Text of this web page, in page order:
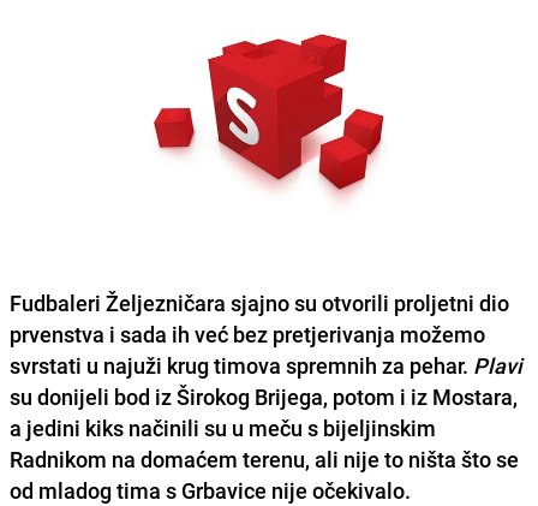
Fudbaleri Željezničara sjajno su otvorili proljetni dio
prvenstva i sada ih već bez pretjerivanja možemo
svrstati u najuži krug timova spremnih za pehar. Plavi
su donijeli bod izŠirokog Brijega, potom i iz Mostara,
a jedini kiks načinili su u meču s bijeljinskim
Radnikom na domaćem terenu, ali nije to ništa što se
od mladog tima s Grbavice nije očekivalo.